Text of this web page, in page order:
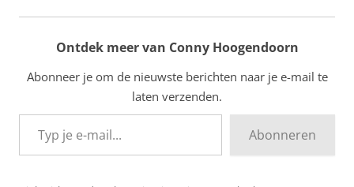
Ontdek meer van Conny Hoogendoorn
Abonneer je om de nieuwste berichten naar je e-mail te
laten verzenden.
Typ je e-mail...
Abonneren